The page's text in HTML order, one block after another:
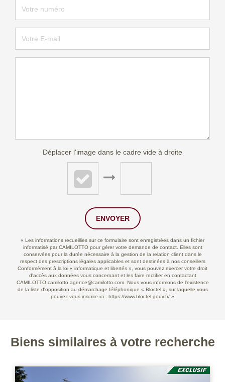
Déplacer l'image dans le cadre vide à droite
ENVOYER
« Les informations recueillies sur ce formulaire sont enregistrées dans un fichier
informatisé par CAMILOTTO pour gérer votre demande de contact. Elles sont
conservées pour la durée nécessaire à la gestion de la relation client dans le
respect des prescriptions légales applicables et sont destinées à nos conseillers
Conformément à la loi « informatique et libertés », vous pouvez exercer votre droit
d'accès aux données vous concernant et les faire rectifier en contactant
CAMILOTTO camilotto.agence@camilotto.com. Nous vous informons de l'existence
de la liste d'opposition au démarchage téléphonique « Bloctel », sur laquelle vous
pouvez vous inscrire ici : https://www.bloctel.gouv.fr/ »
Biens similaires à votre recherche